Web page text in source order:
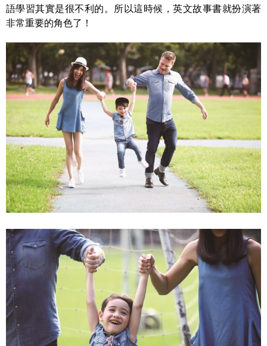
語學習其實是很不利的。所以這時候，英文故事書就扮演著
非常重要的角色了！